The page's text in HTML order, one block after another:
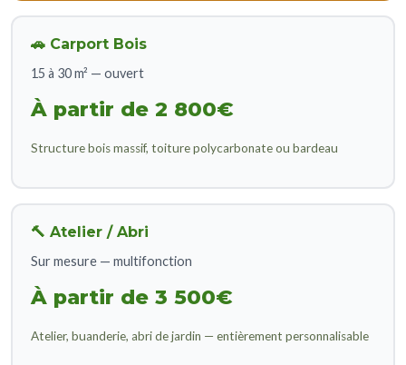
🚗 Carport Bois
15 à 30 m² — ouvert
À partir de 2 800€
Structure bois massif, toiture polycarbonate ou bardeau
🔨 Atelier / Abri
Sur mesure — multifonction
À partir de 3 500€
Atelier, buanderie, abri de jardin — entièrement personnalisable